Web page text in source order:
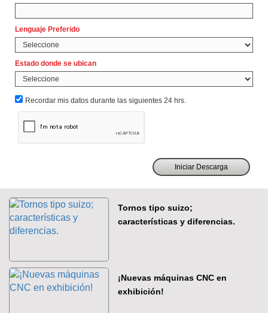
Lenguaje Preferido
Estado donde se ubican
Recordar mis datos durante las siguientes 24 hrs.
Tornos tipo suizo;
características y diferencias.
¡Nuevas máquinas CNC en
exhibición!